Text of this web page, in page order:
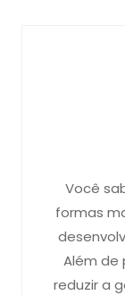
Você
formas
Além de
reduzir a